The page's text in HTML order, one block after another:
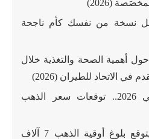
(2026)
نسخة من نفسك كأم ناجحة
حول أهمية الصحة والتغذية خلال
في الاتحاد للطيران (2026)
يصل لـ5000 دولار في 2026.. توقعات سعر الذهب
رجل أعمال أمريكي يتوقع بلوغ أوقية الذهب 7 آلاف